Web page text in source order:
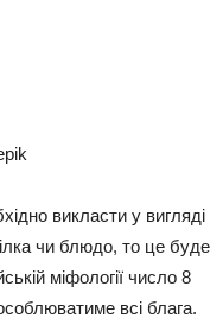
викласти у вигляді
чи блюдо, то це буде
міфології число 8
всі блага.